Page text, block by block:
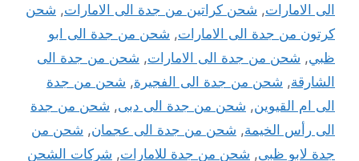
الى الامارات, شحن كراتين من جدة الى الامارات, شحن
كرتون من جدة الى الامارات, شحن من جدة الى ابو
ظبي, شحن من جدة الى الامارات, شحن من جدة الى
الشارقة, شحن من جدة الى الفجيرة, شحن من جدة
الى ام القيوين, شحن من جدة الى دبى, شحن من جدة
الى رأس الخيمة, شحن من جدة الى عجمان, شحن من
جدة لابو ظبى, شحن من جدة للامارات, شركات الشحن